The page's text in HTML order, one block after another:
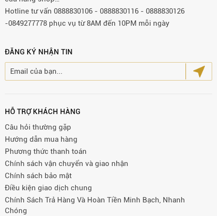
Hotline tư vấn 0888830106 - 0888830116 - 0888830126
-0849277778 phục vụ từ 8AM đến 10PM mỗi ngày
ĐĂNG KÝ NHẬN TIN
HỖ TRỢ KHÁCH HÀNG
Câu hỏi thường gặp
Hướng dẫn mua hàng
Phương thức thanh toán
Chính sách vận chuyển và giao nhận
Chính sách bảo mật
Điều kiện giao dịch chung
Chính Sách Trả Hàng Và Hoàn Tiền Minh Bạch, Nhanh
Chóng